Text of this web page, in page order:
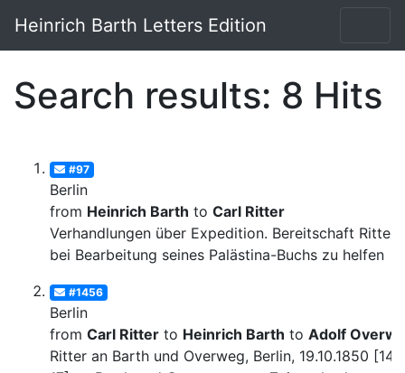
Heinrich Barth Letters Edition
Search results: 8 Hits
#97
Berlin
from Heinrich Barth to Carl Ritter
Verhandlungen über Expedition. Bereitschaft Ritter
bei Bearbeitung seines Palästina-Buchs zu helfen
#1456
Berlin
from Carl Ritter to Heinrich Barth to Adolf
Ritter an Barth und Overweg, Berlin, 19.10.1850 [14-